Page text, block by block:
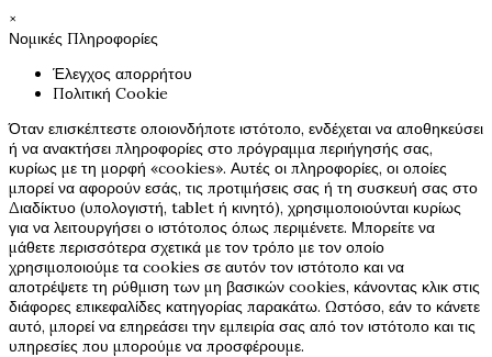
×
Νομικές Πληροφορίες
Έλεγχος απορρήτου
Πολιτική Cookie
Όταν επισκέπτεστε οποιονδήποτε ιστότοπο, ενδέχεται να αποθηκεύσει
ή να ανακτήσει πληροφορίες στο πρόγραμμα περιήγησής σας,
κυρίως με τη μορφή «cookies». Αυτές οι πληροφορίες, οι οποίες
μπορεί να αφορούν εσάς, τις προτιμήσεις σας ή τη συσκευή σας στο
Διαδίκτυο (υπολογιστή, tablet ή κινητό), χρησιμοποιούνται κυρίως
για να λειτουργήσει ο ιστότοπος όπως περιμένετε. Μπορείτε να
μάθετε περισσότερα σχετικά με τον τρόπο με τον οποίο
χρησιμοποιούμε τα cookies σε αυτόν τον ιστότοπο και να
αποτρέψετε τη ρύθμιση των μη βασικών cookies, κάνοντας κλικ στις
διάφορες επικεφαλίδες κατηγορίας παρακάτω. Ωστόσο, εάν το κάνετε
αυτό, μπορεί να επηρεάσει την εμπειρία σας από τον ιστότοπο και τις
υπηρεσίες που μπορούμε να προσφέρουμε.